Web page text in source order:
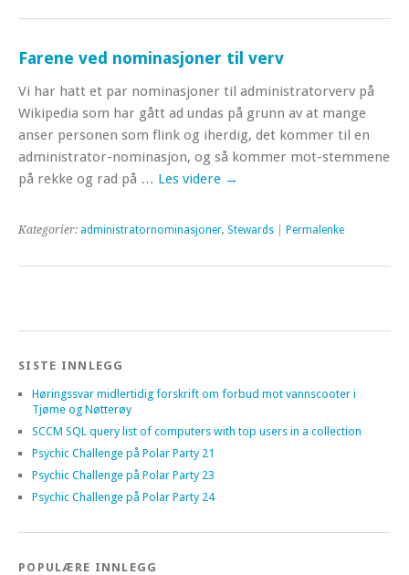
Farene ved nominasjoner til verv
Vi har hatt et par nominasjoner til administratorverv på
Wikipedia som har gått ad undas på grunn av at mange
anser personen som flink og iherdig, det kommer til en
administrator-nominasjon, og så kommer mot-stemmene
på rekke og rad på … Les videre →
Kategorier: administratornominasjoner, Stewards Permalenke
SISTE INNLEGG
Høringssvar midlertidig forskrift om forbud mot vannscooter i
Tjøme og Nøtterøy
SCCM SQL query list of computers with top users in a collection
Psychic Challenge på Polar Party 21
Psychic Challenge på Polar Party 23
Psychic Challenge på Polar Party 24
POPULÆRE INNLEGG